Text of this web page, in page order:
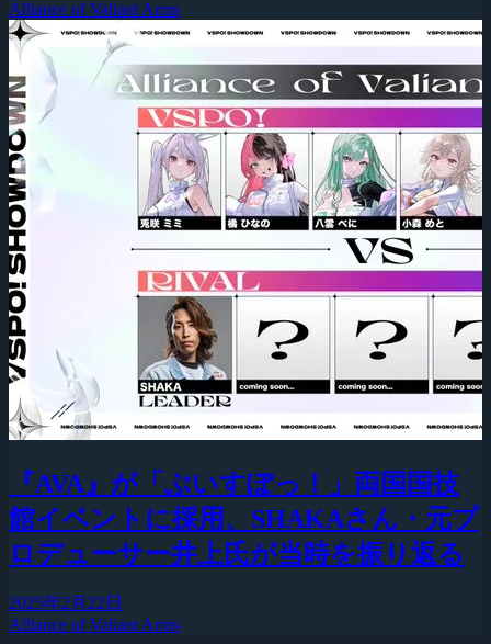
Alliance of Valiant Arms
『AVA』が「ぶいすぽっ！」両国国技
館イベントに採用、SHAKAさん・元プ
ロデューサー井上氏が当時を振り返る
2025年2月22日
Alliance of Valiant Arms